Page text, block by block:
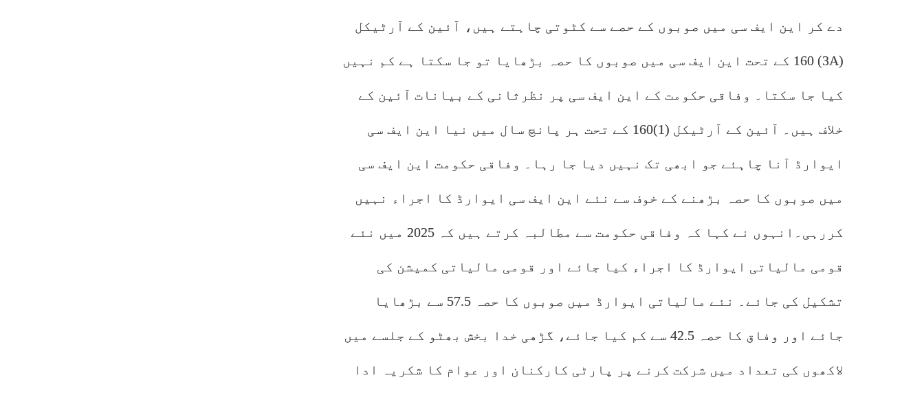
دے کر این ایف سی میں صوبوں کے حصے سے کٹوتی چاہتے ہیں، آئین کے آرٹیکل
(3A) 160 کے تحت این ایف سی میں صوبوں کا حصہ بڑھایا تو جا سکتا ہے کم نہیں
کیا جا سکتا۔ وفاقی حکومت کے این ایف سی پر نظرثانی کے بیانات آئین کے
خلاف ہیں۔ آئین کے آرٹیکل (1)160 کے تحت ہر پانچ سال میں نیا این ایف سی
ایوارڈ آنا چاہئے جو ابھی تک نہیں دیا جا رہا۔ وفاقی حکومت این ایف سی
میں صوبوں کا حصہ بڑھنے کے خوف سے نئے این ایف سی ایوارڈ کا اجراء نہیں
کررہی۔انہوں نے کہا کہ وفاقی حکومت سے مطالبہ کرتے ہیں کہ 2025 میں نئے
قومی مالیاتی ایوارڈ کا اجراء کیا جائے اور قومی مالیاتی کمیشن کی
تشکیل کی جائے۔ نئے مالیاتی ایوارڈ میں صوبوں کا حصہ 57.5 سے بڑھایا
جائے اور وفاق کا حصہ 42.5 سے کم کیا جائے، گڑھی خدا بخش بھٹو کے جلسے میں
لاکھوں کی تعداد میں شرکت کرنے پر پارٹی کارکنان اور عوام کا شکریہ ادا